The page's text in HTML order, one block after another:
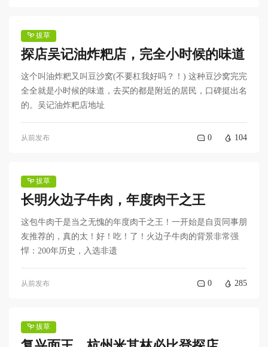
拔草
探店吴记油炸粑店，完全小时候的味道
这个叫油炸粑又叫豆沙窝(不要杠我好吗？！) 这种豆沙窝完完
全全就是小时候的味道，去买的都是附近的居民，口碑挺出名
的。吴记油炸粑店地址
从前发布 0 104
拔草
长明火边子牛肉，年度肉干之王
这包牛肉干是当之无愧的年度肉干之王！一开始是自贡同事朋
友推荐的，真的太！好！吃！了！火边子牛肉的背景非常强
悍：200年历史，入选非遗
从前发布 0 285
拔草